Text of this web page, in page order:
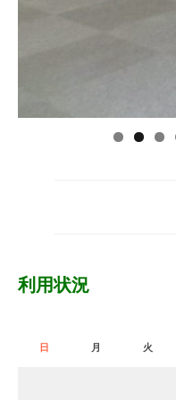
利用状況
日 月 火